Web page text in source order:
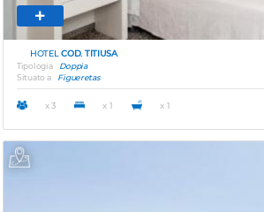
HOTELCOD. TITIUSA
Tipologia
Doppia
Situato a
Figueretas
x 3 x 1 x 1